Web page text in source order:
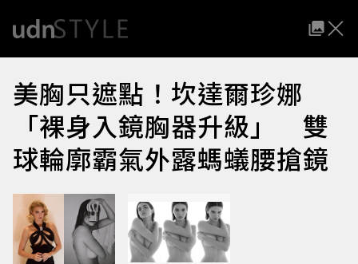
美胸只遮點！坎達爾珍娜
「裸身入鏡胸器升級」 雙
球輪廓霸氣外露螞蟻腰搶鏡